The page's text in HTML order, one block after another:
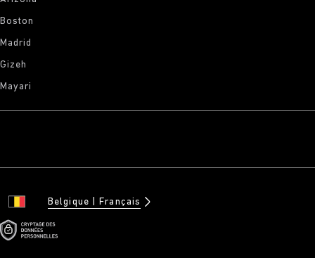
Boston
Madrid
Gizeh
Mayari
Belgique Français